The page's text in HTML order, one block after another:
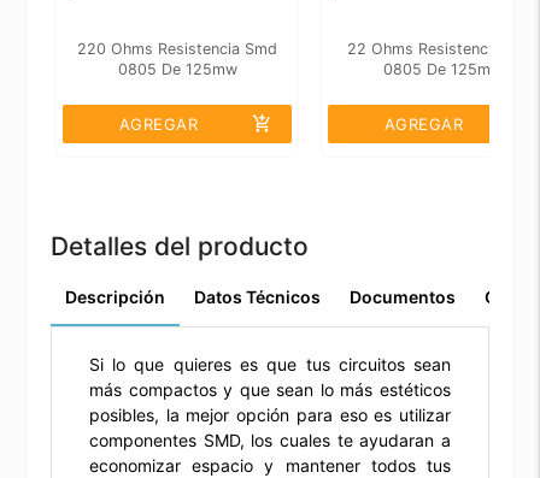
220 Ohms Resistencia Smd
0805 De 125mw
AGREGAR add_shopping_cart
22 Ohms Resistencia Smd
0805 De 125mw
AGREGAR
Detalles del producto
Descripción Datos Técnicos Documentos
Si lo que quieres es que tus circuitos sean
más compactos y que sean lo más estéticos
posibles, la mejor opción para eso es utilizar
componentes SMD, los cuales te ayudaran a
economizar espacio y mantener todos tus